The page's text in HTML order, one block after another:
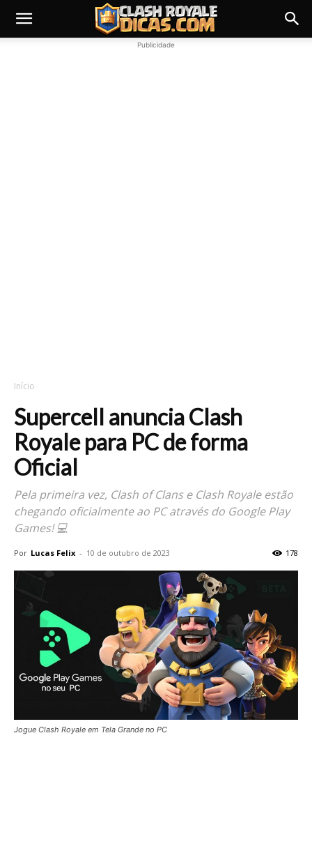
Publicidade
Início
Supercell anuncia Clash
Royale para PC de forma
Oficial
Pela primeira vez, Clash of Clans e Clash Royale estão
chegando oficialmente ao PC através do Google Play
Games! 💻
Por Lucas Felix - 10 de outubro de 2023 178
Jogue Clash Royale em Tela Grande no PC